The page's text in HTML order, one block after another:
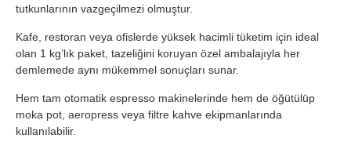
tutkunlarının vazgeçilmezi olmuştur.
Kafe, restoran veya ofislerde yüksek hacimli tüketim için ideal
olan 1 kg’lık paket, tazeliğini koruyan özel ambalajıyla her
demlemede aynı mükemmel sonuçları sunar.
Hem tam otomatik espresso makinelerinde hem de öğütülüp
moka pot, aeropress veya filtre kahve ekipmanlarında
kullanılabilir.